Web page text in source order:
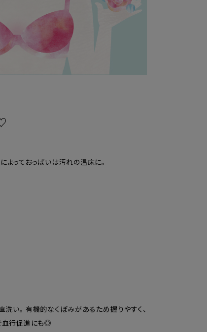
っておっぱいは汚れの温床に。
い。 有機的なくぼみがあるため握りやすく、
血行促進にも◎